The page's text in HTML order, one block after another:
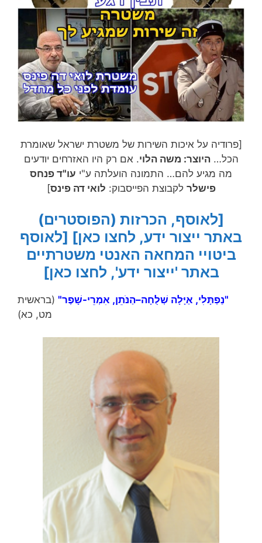
[פרודיה על איכות השירות של משטרת ישראל שאומרת
הכל…היוצר: משה הלוי. אם רק היו האזרחים יודעים
מה מגיע להם… התמונה הועלתה ע"י עו"ד פנחס
פישלר לקבוצת הפייסבוק: לואי דה פינס]
[לאוסף, הכרזות (הפוסטרים)
באתר ייצור ידע, לחצו כאן] [לאוסף
ביטויי המחאה האנטי משטרתיים
באתר 'ייצור ידע', לחצו כאן]
"נַפְתָּלִי, אַיָּלָה שְׁלֻחָה–הַנֹּתֵן, אִמְרֵי-שָׁפֶר" (בראשית
מט, כא)